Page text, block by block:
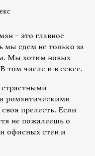
– это главное
мы едем не только за
Мы хотим новых
том числе и в сексе.
романтическими
прелесть. Если
не пожалеешь о
офисных стен и